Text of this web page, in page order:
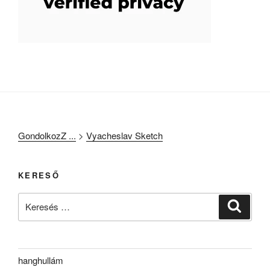
GondolkozZ ... > Vyacheslav Sketch
KERESŐ
hanghullám